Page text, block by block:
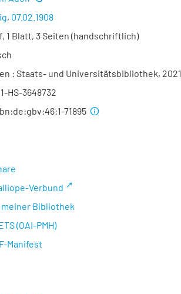
, 07.02.1908
1 Blatt, 3 Seiten (handschriftlich)
: Staats- und Universitätsbibliothek, 2021
HS-3648732
71895
Verbund
meiner Bibliothek
(OAI-PMH)
Manifest